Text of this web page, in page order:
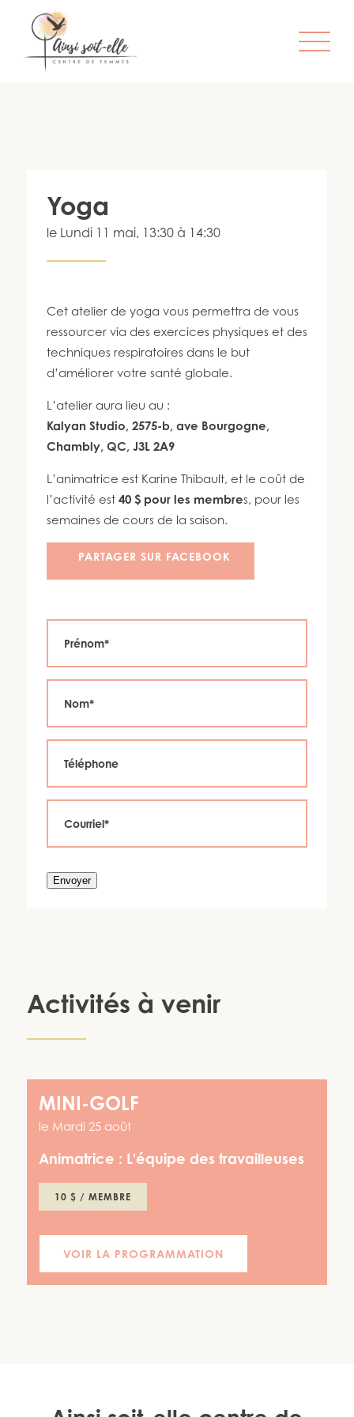
S’IMPLIQUER
450 447-3576
Yoga
le Lundi 11 mai, 13:30 à 14:30
Cet atelier de yoga vous permettra de vous
ressourcer via des exercices physiques et des
techniques respiratoires dans le but
d’améliorer votre santé globale.
L’atelier aura lieu au :
Kalyan Studio, 2575-b, ave Bourgogne,
Chambly, QC, J3L 2A9
L’animatrice est Karine Thibault, et le coût de
l’activité est40 $ pour les membres, pour les
semaines de cours de la saison.
PARTAGER SUR FACEBOOK
Envoyer
Activités à venir
MINI-GOLF
le Mardi 25 août
Animatrice : L'équipe des travailleuses
10 $ / MEMBRE
VOIR LA PROGRAMMATION